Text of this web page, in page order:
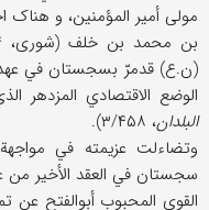
مولی أمیر المؤمنین، و هناک
(ن.ع) قدمرّ بسجستان في
الوضع الاقتصادي المزدهر
البلدان، ۳/۴۵۸).
وتضاءلت عزیمته في
القوي المحبوب أبوالفتح عن